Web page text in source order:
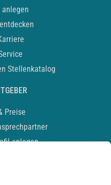
Stellenkatalog
Preise
anlegen